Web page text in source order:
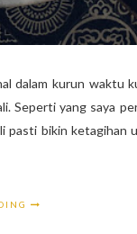
dalam kurun waktu
Seperti yang saya
pasti bikin ketagihan